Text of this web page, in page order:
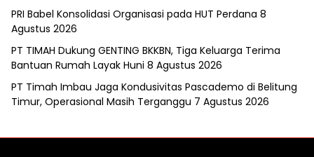
PRI Babel Konsolidasi Organisasi pada HUT Perdana 8
Agustus 2026
PT TIMAH Dukung GENTING BKKBN, Tiga Keluarga Terima
Bantuan Rumah Layak Huni 8 Agustus 2026
PT Timah Imbau Jaga Kondusivitas Pascademo di Belitung
Timur, Operasional Masih Terganggu 7 Agustus 2026